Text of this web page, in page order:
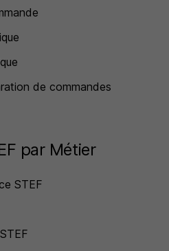
de commandes
par Métier
STEF